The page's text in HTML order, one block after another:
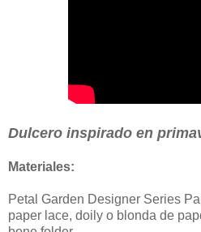
Dulcero inspirado en
Materiales:
Petal Garden Designer Series
paper lace, doily o blonda de